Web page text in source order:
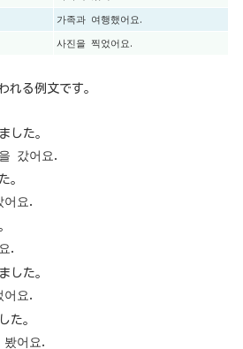
가족과 여행했어요.
사진을 찍었어요.
れる例文です。
した。
갔어요.
。
요.
.
した。
요.
た。
어요.